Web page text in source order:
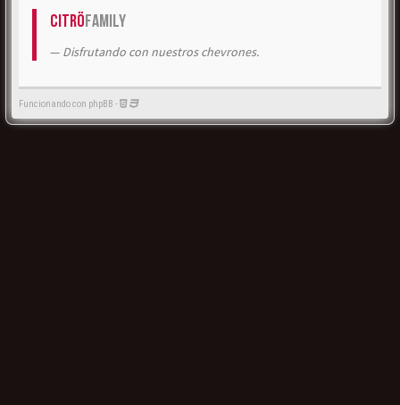
CitröFamily
Disfrutando con nuestros chevrones.
Funcionando con phpBB -